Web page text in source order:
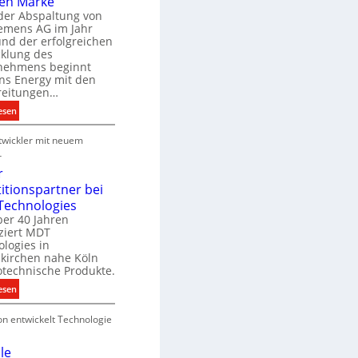
ek
Abspaltung von
AG im Jahr
der erfolgreichen
des
beginnt
Energy mit den
:
S
i
e
n
s
E
n
e
r
g
y
w
mit neuem
bei
40 Jahren
MDT
in
nahe Köln
Produkte.
:
N
e
entwickelt Technologie